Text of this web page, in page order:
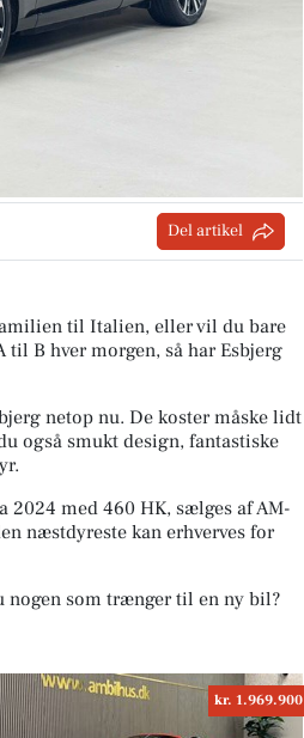
Del artikel
til Italien, eller vil du bare
B hver morgen, så har Esbjerg
netop nu. De koster måske lidt
også smukt design, fantastiske
2024 med 460 HK, sælges af AM-
næstdyreste kan erhverves for
nogen som trænger til en ny bil?
kr. 1.969.900